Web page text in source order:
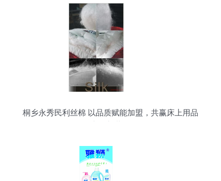
桐乡永秀民利丝棉 以品质赋能加盟，共赢床上用品